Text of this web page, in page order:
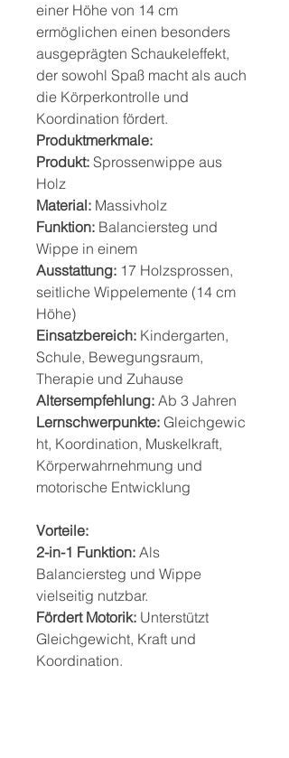
einer Höhe von 14 cm
ermöglichen einen besonders
ausgeprägten Schaukeleffekt,
der sowohl Spaß macht als auch
die Körperkontrolle und
Koordination fördert.
Produktmerkmale:
Produkt: Sprossenwippe aus
Holz
Material: Massivholz
Funktion: Balanciersteg und
Wippe in einem
Ausstattung: 17 Holzsprossen,
seitliche Wippelemente (14 cm
Höhe)
Einsatzbereich: Kindergarten,
Schule, Bewegungsraum,
Therapie und Zuhause
Altersempfehlung: Ab 3 Jahren
Lernschwerpunkte: Gleichgewic
ht, Koordination, Muskelkraft,
Körperwahrnehmung und
motorische Entwicklung
Vorteile:
2-in-1 Funktion: Als
Balanciersteg und Wippe
vielseitig nutzbar.
Fördert Motorik: Unterstützt
Gleichgewicht, Kraft und
Koordination.